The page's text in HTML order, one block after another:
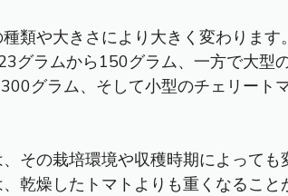
種類や大きさにより大きく変わりま
グラムから150グラム、一方で大型
グラム、そして小型のチェリート
その栽培環境や収穫時期によって
乾燥したトマトよりも重くなること